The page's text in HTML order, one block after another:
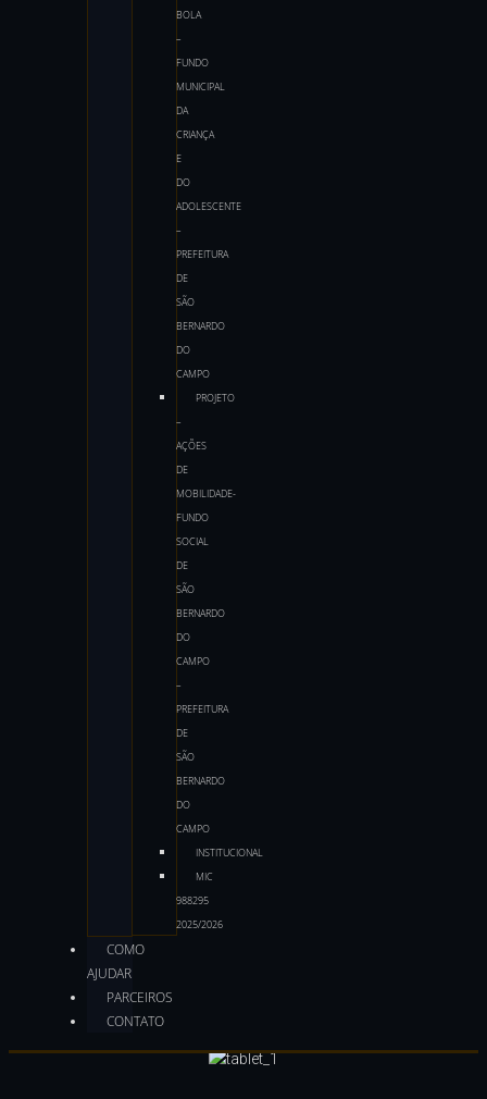
BOLA
–
FUNDO
MUNICIPAL
DA
CRIANÇA
E
DO
ADOLESCENTE
–
PREFEITURA
DE
SÃO
BERNARDO
DO
CAMPO
PROJETO
–
AÇÕES
DE
MOBILIDADE-
FUNDO
SOCIAL
DE
SÃO
BERNARDO
DO
CAMPO
–
PREFEITURA
DE
SÃO
BERNARDO
DO
CAMPO
INSTITUCIONAL
MIC
988295
2025/2026
COMO
AJUDAR
PARCEIROS
CONTATO